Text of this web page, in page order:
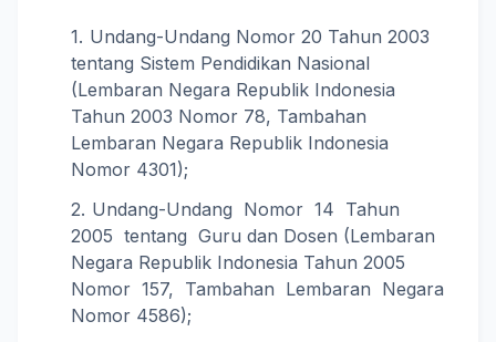
Undang-Undang Nomor 20 Tahun 2003
tentang Sistem Pendidikan Nasional
(Lembaran Negara Republik Indonesia
Tahun 2003 Nomor 78, Tambahan
Lembaran Negara Republik Indonesia
Nomor 4301);
Undang-Undang Nomor 14 Tahun
2005 tentang Guru dan Dosen (Lembaran
Negara Republik Indonesia Tahun 2005
Nomor 157, Tambahan Lembaran Negara
Nomor 4586);